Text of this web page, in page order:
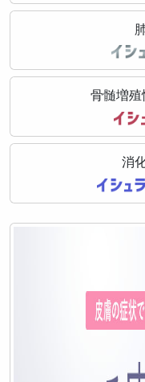
骨髄増
消